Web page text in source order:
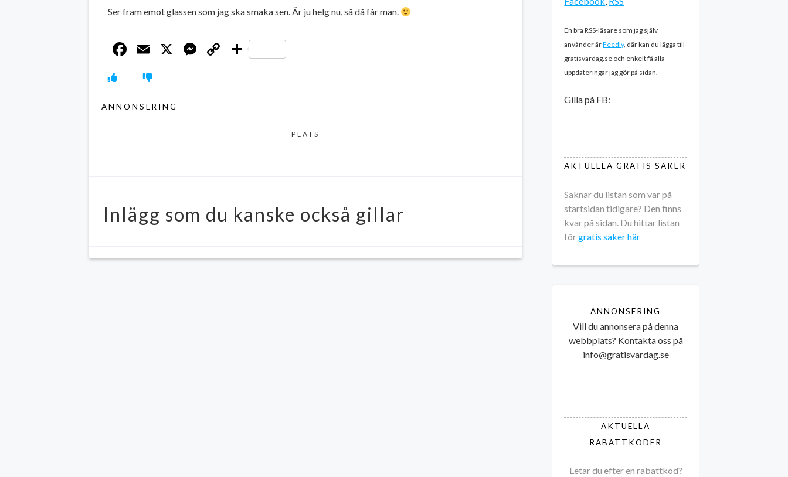
Ser fram emot glassen som jag ska smaka sen. Är ju helg nu, så då får man.
Facebook
Email
X Messenger
CopyDela
ANNONSERING
PLATS
Inlägg som du kanske också gillar
En bra RSS-läsare som jag själv
använder ärFeedly, där kan du lägga till
gratisvardag.se och enkelt få alla
uppdateringar jag gör på sidan.
Gilla på FB:
AKTUELLA GRATIS SAKER
Saknar du listan som var på
startsidan tidigare? Den finns
kvar på sidan. Du hittar listan
förgratis saker här
ANNONSERING
Vill du annonsera på denna
webbplats? Kontakta oss på
info@gratisvardag.se
AKTUELLA
RABATTKODER
Letar du efter en rabattkod?